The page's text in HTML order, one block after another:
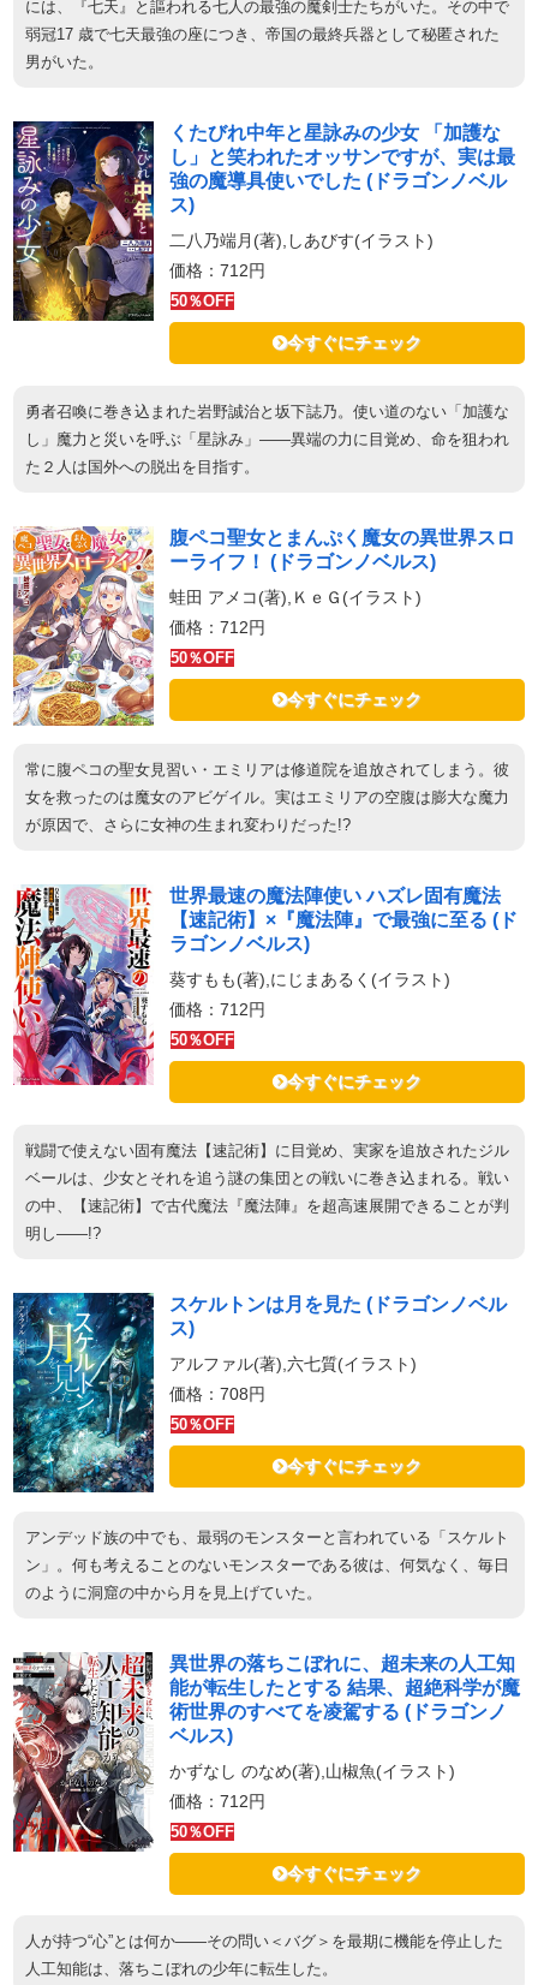
には、『七天』と謳われる七人の最強の魔剣士たちがいた。その中で
弱冠17 歳で七天最強の座につき、帝国の最終兵器として秘匿された
男がいた。
くたびれ中年と星詠みの少女 「加護な
し」と笑われたオッサンですが、実は最
強の魔導具使いでした (ドラゴンノベル
ス)
二八乃端月(著),しあびす(イラスト)
価格：712円
50％OFF
今すぐにチェック
勇者召喚に巻き込まれた岩野誠治と坂下誌乃。使い道のない「加護な
し」魔力と災いを呼ぶ「星詠み」――異端の力に目覚め、命を狙われ
た２人は国外への脱出を目指す。
腹ペコ聖女とまんぷく魔女の異世界スロ
ーライフ！ (ドラゴンノベルス)
蛙田 アメコ(著),ＫｅＧ(イラスト)
価格：712円
50％OFF
今すぐにチェック
常に腹ペコの聖女見習い・エミリアは修道院を追放されてしまう。彼
女を救ったのは魔女のアビゲイル。実はエミリアの空腹は膨大な魔力
が原因で、さらに女神の生まれ変わりだった!?
世界最速の魔法陣使い ハズレ固有魔法
【速記術】×『魔法陣』で最強に至る (ド
ラゴンノベルス)
葵すもも(著),にじまあるく(イラスト)
価格：712円
50％OFF
今すぐにチェック
戦闘で使えない固有魔法【速記術】に目覚め、実家を追放されたジル
ベールは、少女とそれを追う謎の集団との戦いに巻き込まれる。戦い
の中、【速記術】で古代魔法『魔法陣』を超高速展開できることが判
明し――!?
スケルトンは月を見た (ドラゴンノベル
ス)
アルファル(著),六七質(イラスト)
価格：708円
50％OFF
今すぐにチェック
アンデッド族の中でも、最弱のモンスターと言われている「スケルト
ン」。何も考えることのないモンスターである彼は、何気なく、毎日
のように洞窟の中から月を見上げていた。
異世界の落ちこぼれに、超未来の人工知
能が転生したとする 結果、超絶科学が魔
術世界のすべてを凌駕する (ドラゴンノ
ベルス)
かずなし のなめ(著),山椒魚(イラスト)
価格：712円
50％OFF
今すぐにチェック
人が持つ“心”とは何か――その問い＜バグ＞を最期に機能を停止した
人工知能は、落ちこぼれの少年に転生した。